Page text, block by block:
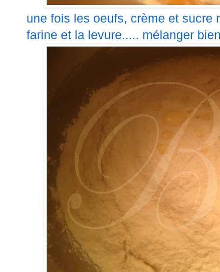
une fois les oeufs, crème et sucre
farine et la levure..... mélanger